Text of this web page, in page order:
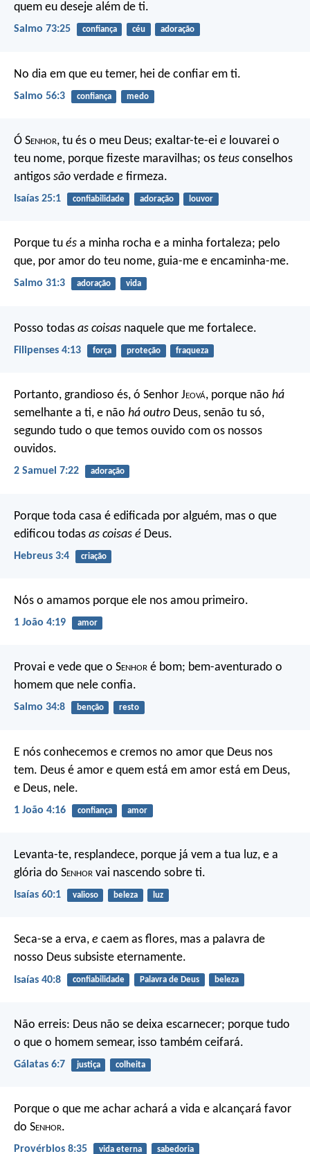
quem eu deseje além de ti.
Salmo 73:25 confiança céu adoração
No dia em que eu temer, hei de confiar em ti.
Salmo 56:3 confiança medo
Ó Senhor, tu és o meu Deus; exaltar-te-ei e louvarei o
teu nome, porque fizeste maravilhas; os teus conselhos
antigos são verdade e firmeza.
Isaías 25:1 confiabilidade adoração louvor
Porque tu és a minha rocha e a minha fortaleza; pelo
que, por amor do teu nome, guia-me e encaminha-me.
Salmo 31:3 adoração vida
Posso todas as coisas naquele que me fortalece.
Filipenses 4:13 força proteção fraqueza
Portanto, grandioso és, ó Senhor Jeová, porque não há
semelhante a ti, e não há outro Deus, senão tu só,
segundo tudo o que temos ouvido com os nossos
ouvidos.
2 Samuel 7:22 adoração
Porque toda casa é edificada por alguém, mas o que
edificou todas as coisas é Deus.
Hebreus 3:4 criação
Nós o amamos porque ele nos amou primeiro.
1 João 4:19 amor
Provai e vede que o Senhor é bom; bem-aventurado o
homem que nele confia.
Salmo 34:8 benção resto
E nós conhecemos e cremos no amor que Deus nos
tem. Deus é amor e quem está em amor está em Deus,
e Deus, nele.
1 João 4:16 confiança amor
Levanta-te, resplandece, porque já vem a tua luz, e a
glória do Senhor vai nascendo sobre ti.
Isaías 60:1 valioso beleza luz
Seca-se a erva, e caem as flores, mas a palavra de
nosso Deus subsiste eternamente.
Isaías 40:8 confiabilidade Palavra de Deus beleza
Não erreis: Deus não se deixa escarnecer; porque tudo
o que o homem semear, isso também ceifará.
Gálatas 6:7 justiça colheita
Porque o que me achar achará a vida e alcançará favor
do Senhor.
Provérbios 8:35 vida eterna sabedoria